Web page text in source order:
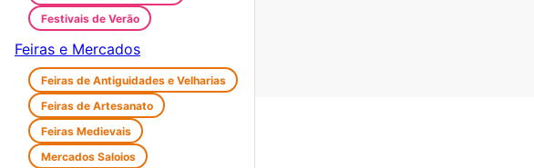
Festivais de Verão
Feiras e Mercados
Feiras de Antiguidades e Velharias
Feiras de Artesanato
Feiras Medievais
Mercados Saloios